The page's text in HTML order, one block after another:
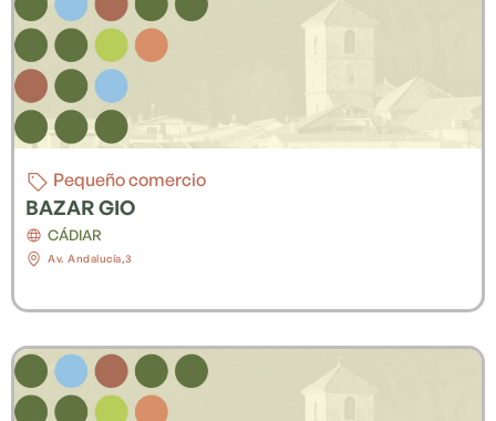
Pequeño comercio
BAZAR GIO
CÁDIAR
Av. Andalucía,3